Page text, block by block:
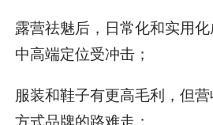
露营祛魅后，日常化和实用化
中高端定位受冲击；
服装和鞋子有更高毛利，但
方式品牌的路难走；